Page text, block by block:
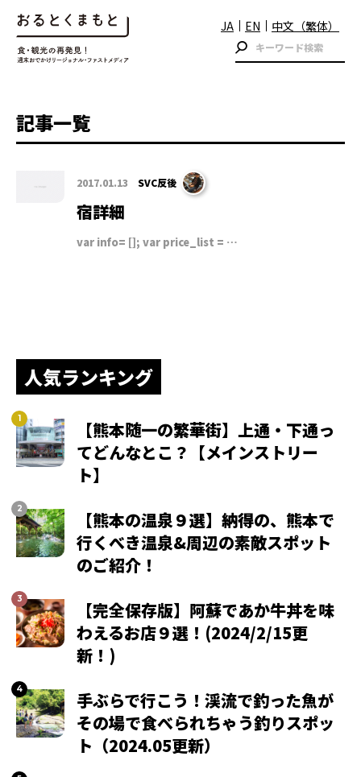
JA EN 中文（繁体）
記事一覧
2017.01.13 SVC反後
宿詳細
var info= []; var price_list = …
人気ランキング
【熊本随一の繁華街】上通・下通っ
てどんなとこ？【メインストリー
ト】
【熊本の温泉９選】納得の、熊本で
行くべき温泉&周辺の素敵スポット
のご紹介！
【完全保存版】阿蘇であか牛丼を味
わえるお店９選！(2024/2/15更
新！)
手ぶらで行こう！渓流で釣った魚が
その場で食べられちゃう釣りスポッ
ト（2024.05更新）